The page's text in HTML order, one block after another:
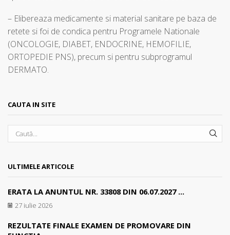
– Elibereaza medicamente si material sanitare pe baza de
retete si foi de condica pentru Programele Nationale
(ONCOLOGIE, DIABET, ENDOCRINE, HEMOFILIE,
ORTOPEDIE PNS), precum si pentru subprogramul
DERMATO.
CAUTA IN SITE
ULTIMELE ARTICOLE
ERATA LA ANUNTUL NR. 33808 DIN 06.07.2027 ...
27 iulie 2026
REZULTATE FINALE EXAMEN DE PROMOVARE DIN